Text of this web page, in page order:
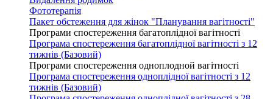
Фототерапія
Пакет обстеження для жінок "Планування вагітності"
Програми спостереження багатоплідної вагітності
Програма спостереження багатоплідної вагітності з 12
тижнів (Базовий)
Програми спостереження одноплодной вагітності
Програма спостереження одноплідної вагітності з 12
тижнів (Базовий)